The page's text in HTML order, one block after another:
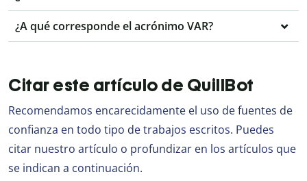
¿A qué corresponde el acrónimo VAR?
Citar este artículo de QuillBot
Recomendamos encarecidamente el uso de fuentes de
confianza en todo tipo de trabajos escritos. Puedes
citar nuestro artículo o profundizar en los artículos que
se indican a continuación.